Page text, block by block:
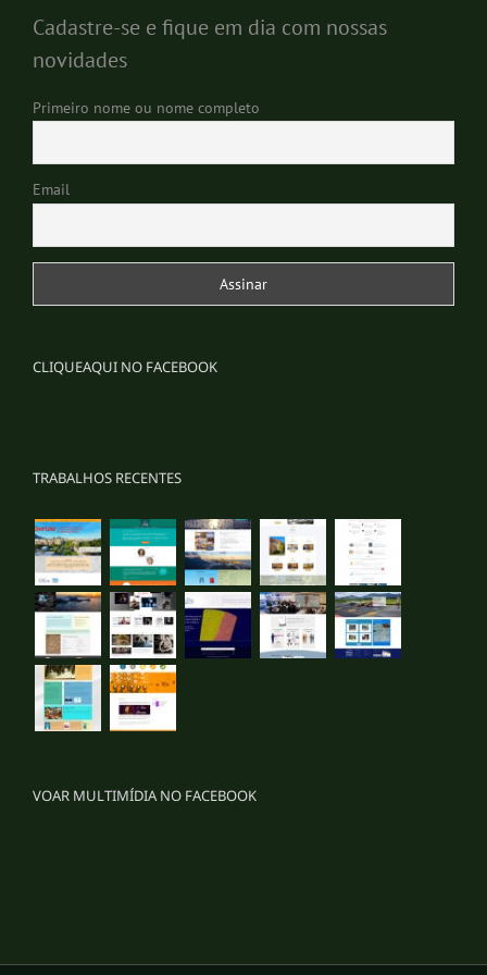
Cadastre-se e fique em dia com nossas
novidades
Primeiro nome ou nome completo
Email
CLIQUEAQUI NO FACEBOOK
TRABALHOS RECENTES
VOAR MULTIMÍDIA NO FACEBOOK